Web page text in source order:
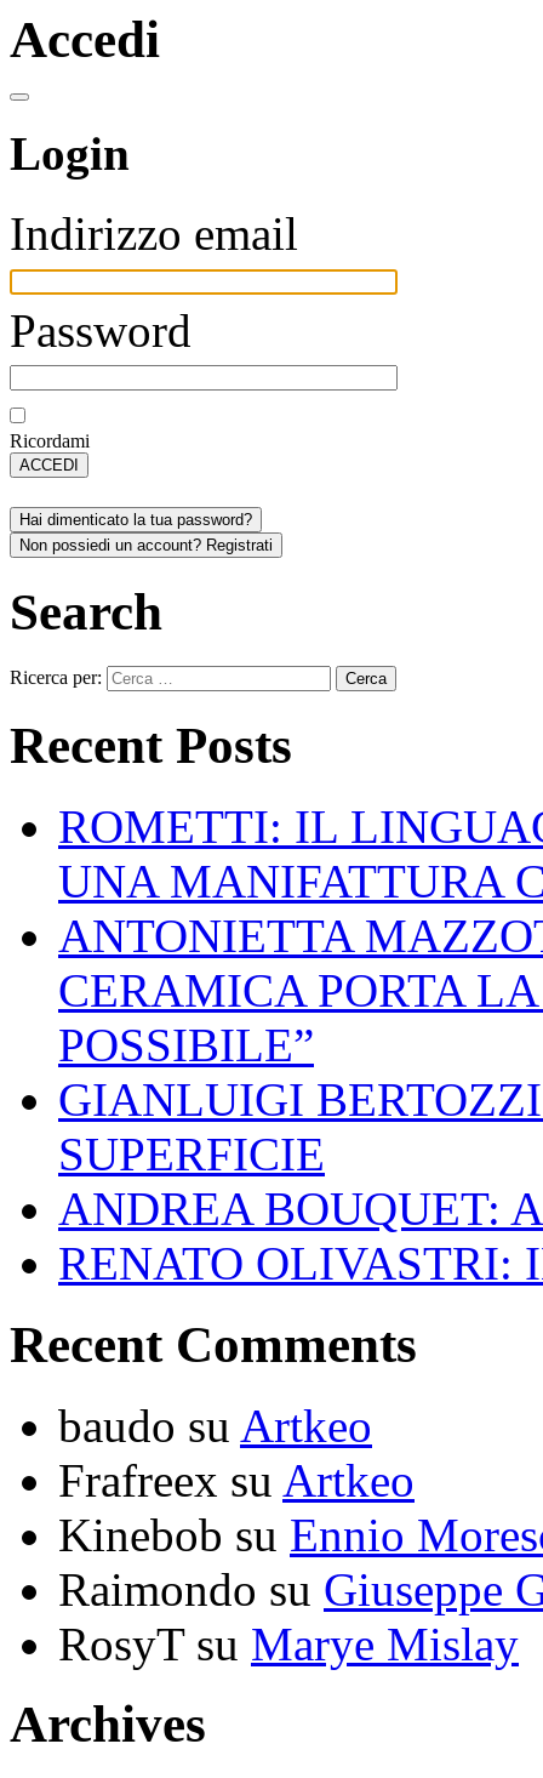
Accedi
Login
Indirizzo email
Password
Ricordami
ACCEDI
Hai dimenticato la tua password?
Non possiedi un account? Registrati
Search
Ricerca per:
Recent Posts
ROMETTI: IL
UNA MANIFATTURA
ANTONIETTA
CERAMICA PORTA
POSSIBILE”
GIANLUIGI
SUPERFICIE
ANDREA BOUQUET:
RENATO OLIVASTRI:
Recent Comments
baudo su Artkeo
Frafreex su Artkeo
Kinebob su Ennio
Raimondo su Giuseppe
RosyTsu Marye Mislay
Archives